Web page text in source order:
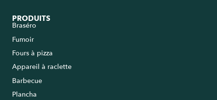
PRODUITS
Braséro
Fumoir
Fours à pizza
Appareil à raclette
Barbecue
Plancha